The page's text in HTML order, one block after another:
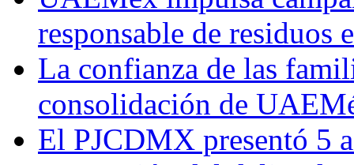
responsable de residuos
La confianza de las
consolidación de
El PJCDMX presentó 5